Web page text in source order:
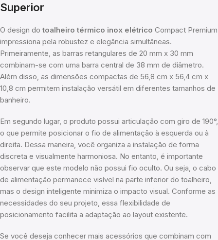
Superior
O design do toalheiro térmico inox elétrico Compact Premium
impressiona pela robustez e elegância simultâneas.
Primeiramente, as barras retangulares de 20 mm x 30 mm
combinam-se com uma barra central de 38 mm de diâmetro.
Além disso, as dimensões compactas de 56,8 cm x 56,4 cm x
10,8 cm permitem instalação versátil em diferentes tamanhos de
banheiro.
Em segundo lugar, o produto possui articulação com giro de 190°,
o que permite posicionar o fio de alimentação à esquerda ou à
direita. Dessa maneira, você organiza a instalação de forma
discreta e visualmente harmoniosa. No entanto, é importante
observar que este modelo não possui fio oculto. Ou seja, o cabo
de alimentação permanece visível na parte inferior do toalheiro,
mas o design inteligente minimiza o impacto visual. Conforme as
necessidades do seu projeto, essa flexibilidade de
posicionamento facilita a adaptação ao layout existente.
Se você deseja conhecer mais acessórios que combinam com